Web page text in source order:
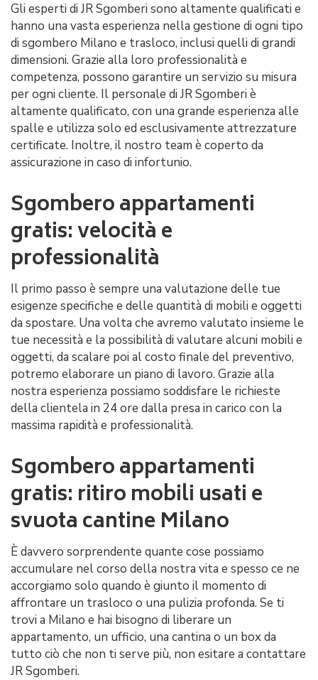
Gli esperti di JR Sgomberi sono altamente qualificati e
hanno una vasta esperienza nella gestione di ogni tipo
di sgombero Milano e trasloco, inclusi quelli di grandi
dimensioni. Grazie alla loro professionalità e
competenza, possono garantire un servizio su misura
per ogni cliente. Il personale di JR Sgomberi è
altamente qualificato, con una grande esperienza alle
spalle e utilizza solo ed esclusivamente attrezzature
certificate. Inoltre, il nostro team è coperto da
assicurazione in caso di infortunio.
Sgombero appartamenti
gratis: velocità e
professionalità
Il primo passo è sempre una valutazione delle tue
esigenze specifiche e delle quantità di mobili e oggetti
da spostare. Una volta che avremo valutato insieme le
tue necessità e la possibilità di valutare alcuni mobili e
oggetti, da scalare poi al costo finale del preventivo,
potremo elaborare un piano di lavoro. Grazie alla
nostra esperienza possiamo soddisfare le richieste
della clientela in 24 ore dalla presa in carico con la
massima rapidità e professionalità.
Sgombero appartamenti
gratis: ritiro mobili usati e
svuota cantine Milano
È davvero sorprendente quante cose possiamo
accumulare nel corso della nostra vita e spesso ce ne
accorgiamo solo quando è giunto il momento di
affrontare un trasloco o una pulizia profonda. Se ti
trovi a Milano e hai bisogno di liberare un
appartamento, un ufficio, una cantina o un box da
tutto ciò che non ti serve più, non esitare a contattare
JR Sgomberi.